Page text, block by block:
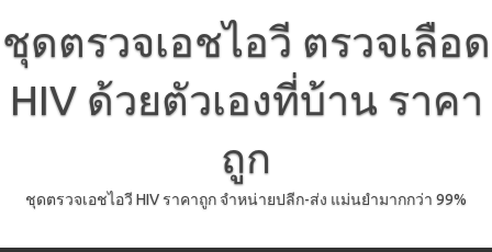
content
ชุดตรวจเอชไอวี ตรวจเลือด
HIV ด้วยตัวเองที่บ้าน ราคา
ถูก
ชุดตรวจเอชไอวี HIV ราคาถูก จำหน่ายปลีก-ส่ง แม่นยำมากกว่า 99%